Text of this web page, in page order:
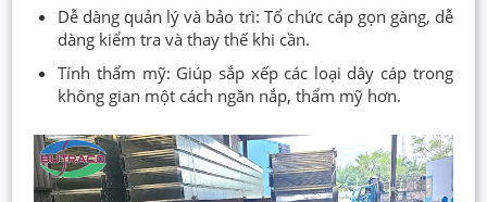
Dễ dàng quản lý và bảo trì: Tổ chức cáp gọn gàng, dễ
dàng kiểm tra và thay thế khi cần.
Tính thẩm mỹ: Giúp sắp xếp các loại dây cáp trong
không gian một cách ngăn nắp, thẩm mỹ hơn.